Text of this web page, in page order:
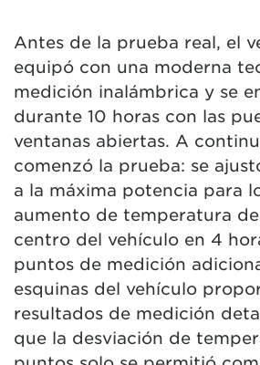
Antes de la prueba real, el
equipó con una moderna
medición inalámbrica y se
durante 10 horas con las
ventanas abiertas. A
comenzó la prueba: se
a la máxima potencia para
aumento de temperatura de
centro del vehículo en 4
puntos de medición
esquinas del vehículo
resultados de medición
que la desviación de